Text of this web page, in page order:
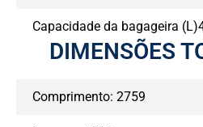
Capacidade da bagageira
DIMENSÕES
Comprimento: 2759